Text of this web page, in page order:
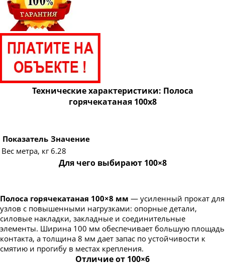
Полоса горячекатаная 60х4
Полоса горячекатаная 60х5
Полоса горячекатаная 60х6
Полоса горячекатаная 60х8
Полоса горячекатаная 60х10
Полоса горячекатаная 60х12
Полоса горячекатаная 60х16
Полоса горячекатаная 70х5
Полоса горячекатаная 70х10
Полоса горячекатаная 75х6
Полоса горячекатаная 80х3
Полоса горячекатаная 80х4
Технические характеристики: Полоса
горячекатаная 100х8
Показатель Значение
Вес метра, кг 6.28
Для чего выбирают 100×8
Полоса горячекатаная 100×8 мм — усиленный прокат для
узлов с повышенными нагрузками: опорные детали,
силовые накладки, закладные и соединительные
элементы. Ширина 100 мм обеспечивает большую площадь
контакта, а толщина 8 мм дает запас по устойчивости к
смятию и прогибу в местах крепления.
Отличие от 100×6